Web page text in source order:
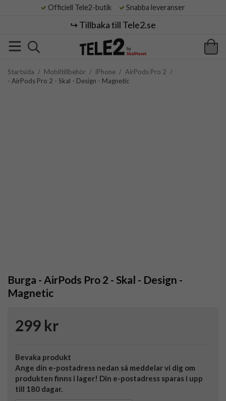
Officiell Tele2-butik Snabba leveranser
↪️ Tillbaka till Tele2.se
Startsida / Mobiltillbehör / iPhone / AirPods Pro 2 /
- AirPods Pro 2 - Skal - Design - Magnetic
Burga - AirPods Pro 2 - Skal - Design -
Magnetic
299 kr
Bevaka produkt
Ange din e-postadress nedan så meddelar vi dig om
produkten finns i lager! Din e-postadress sparas i upp
till 180 dagar.